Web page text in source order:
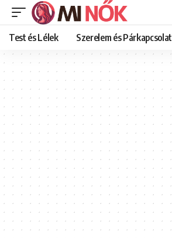
Test és Lélek Szerelem és Párkapcsolat